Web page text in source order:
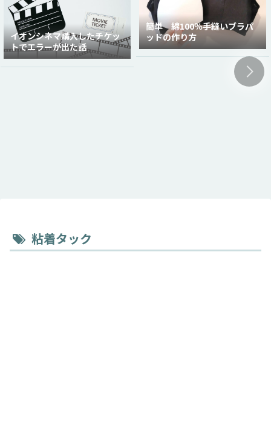
イオンシネマ購入したチケッ
トでエラーが出た話
簡単 綿100％手縫いブラパ
ッドの作り方
粘着タック